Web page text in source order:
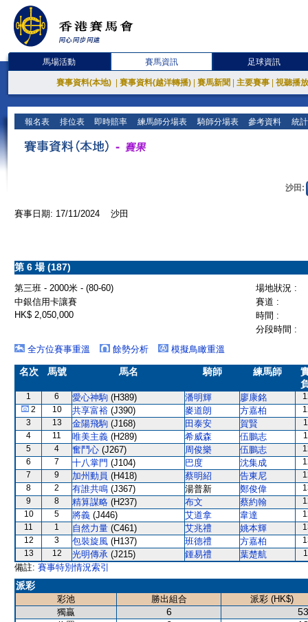
馬場活動 賽馬資訊 足球資訊
賽事資料(本地) 賽事資料(越洋轉播) 賽馬新聞 主要賽事 視聽播
報名表 排位表 即時賠率 練馬師分場表 騎師分場表 參考資料 統
沙田:
賽事日期: 17/11/2024 沙田
第 6 場 (187)
第三班 - 2000米 - (80-60)
場地狀況 :
中銀信用卡讓賽
賽道 :
HK$ 2,050,000
時間 :
分段時間 :
全方位賽事重溫
餘勢分析 模擬鳥瞰重溫
名次 馬號 馬名 騎師 練馬師
1 6 愛心神駒 (H389) 潘明輝 廖康銘
2
10 共享富裕 (J390) 麥道朗 方嘉柏
3
13 金陽飛駒 (J168) 田泰安 賀賢
4
11 唯美主義 (H289) 希威森 伍鵬志
5
4 奮鬥心 (J267) 周俊樂 伍鵬志
6
7 十八掌門 (J104) 巴度 沈集成
7
9 加州動員 (H418) 蔡明紹 告東尼
8
2 有誰共鳴 (J367) 湯普新 鄭俊偉
9
8 精算謀略 (H237) 布文 蔡約翰
10
5 將義 (J446) 艾道拿 韋達
11
1 自然力量 (C461) 艾兆禮 姚本輝
12
3 包裝旋風 (H137) 班德禮 方嘉柏
13
12 光明傳承 (J215) 鍾易禮 葉楚航
備註: 賽事特別情況索引
派彩
彩池 勝出組合
派彩 (HK$)
獨贏
6